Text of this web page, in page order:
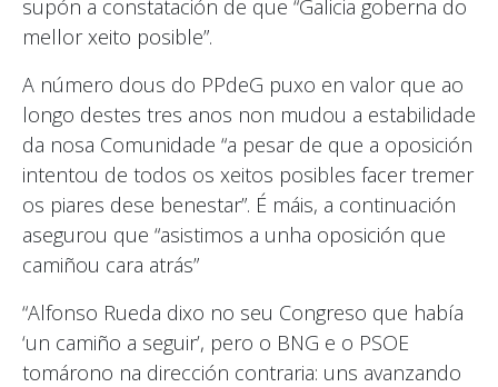
supón a constatación de que “Galicia goberna do
mellor xeito posible”.
A número dous do PPdeG puxo en valor que ao
longo destes tres anos non mudou a estabilidade
da nosa Comunidade “a pesar de que a oposición
intentou de todos os xeitos posibles facer tremer
os piares dese benestar”. É máis, a continuación
asegurou que “asistimos a unha oposición que
camiñou cara atrás”
“Alfonso Rueda dixo no seu Congreso que había
‘un camiño a seguir’, pero o BNG e o PSOE
tomárono na dirección contraria: uns avanzando